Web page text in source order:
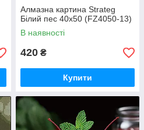
Алмазна картина Strateg
Білий пес 40х50 (FZ4050-13)
В наявності
420 ₴
Купити